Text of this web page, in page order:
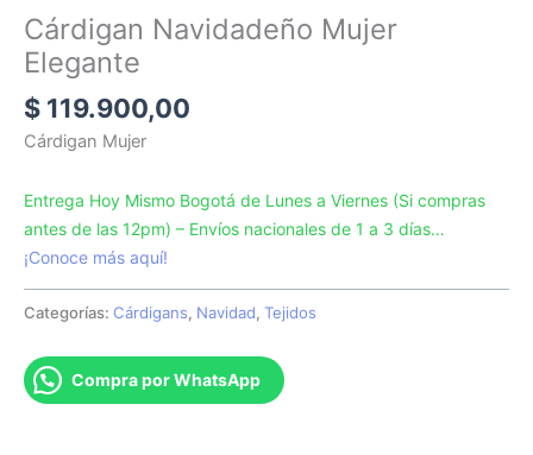
Cárdigan Navidadeño Mujer
Elegante
$ 119.900,00
Cárdigan Mujer
Entrega Hoy Mismo Bogotá de Lunes a Viernes (Si compras
antes de las 12pm) – Envíos nacionales de 1 a 3 días…
¡Conoce más aquí!
Categorías: Cárdigans, Navidad, Tejidos
Compra por WhatsApp